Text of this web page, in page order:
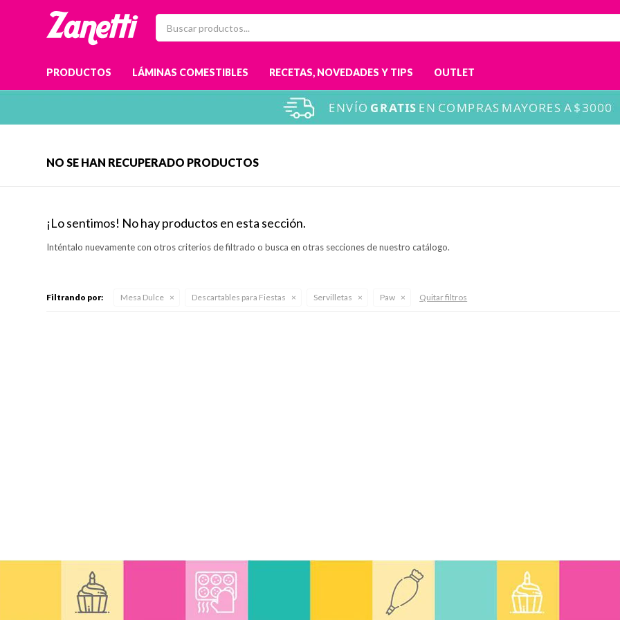
PRODUCTOS LÁMINAS COMESTIBLES RECETAS, NOVEDADES Y TIPS OUTLET
NO SE HAN RECUPERADO PRODUCTOS
¡Lo sentimos! No hay productos en esta sección.
Inténtalo nuevamente con otros criterios de filtrado o busca en otras secciones de nuestro catálogo.
Filtrando por: Mesa Dulce Descartables para Fiestas Servilletas Paw Quitar filtros